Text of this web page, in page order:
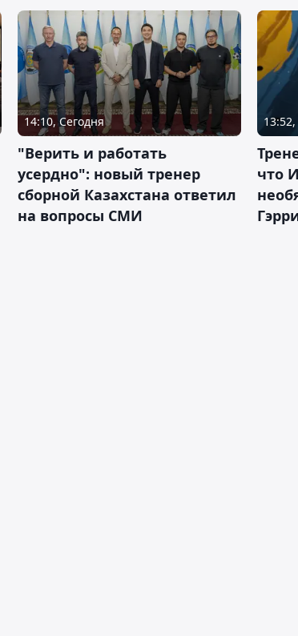
14:10, Сегодня
"Верить и работать
усердно": новый тренер
сборной Казахстана ответил
на вопросы СМИ
что